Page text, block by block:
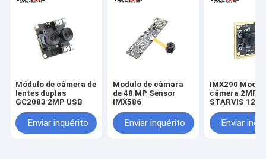
Módulo de câmera de
lentes duplas
GC2083 2MP USB
Enviar inquérito
Modulo de câmara
de 48 MP Sensor
IMX586
Enviar inquérito
IMX290
câmera 2MP
STARVIS
Enviar